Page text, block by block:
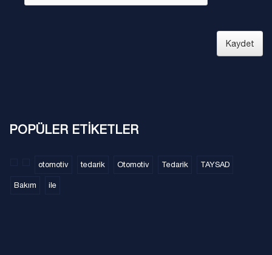
Kaydet
POPÜLER ETİKETLER
otomotiv tedarik Otomotiv Tedarik TAYSAD
Bakım ile